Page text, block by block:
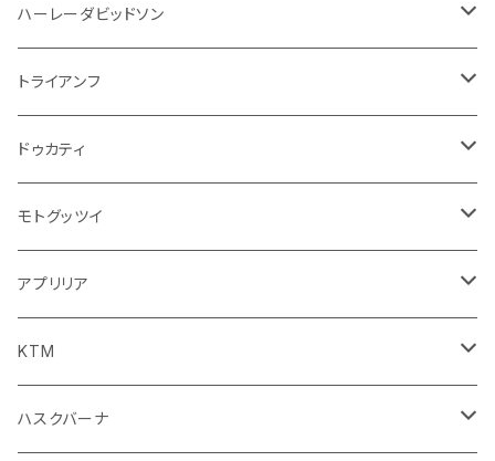
ドリンクホルダー
携帯・スマホホルダー
ステッカー
ダッシュボード
外装系
スポイラー系
シートカバー
その他
エンジン系
オイル系
その他
フロントガラス回り
ワイパー
リアガラス回り
ライト系
フォグランプ
ミラー系
足回り
ウインカー
モーター系
ミラー
ブレーキ系
クラッチブレーキレバー
駆動系
その他
フェンダー系
足回り
ミラー
ハンドル系
足回り
サスペンション
タンク系
キャップ
ブレーキ系
ブレーキ・クラッチレバー
ハーレーダビッドソン
ミラー
トライアンフ
ミラー
ドゥカティ
ミラー
その他
ブレーキ系
ブレーキクラッチレバー
フェンダー系
モトグッツイ
ミラー
アプリリア
ミラー
ブレーキ系
KTM
ミラー
ハスクバーナ